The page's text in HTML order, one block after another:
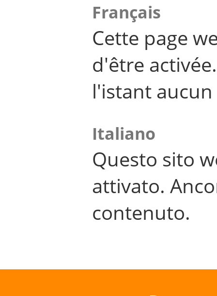
Français
Cette page
d'être
l'istant
Italiano
Questo sito
attivato.
contenuto.